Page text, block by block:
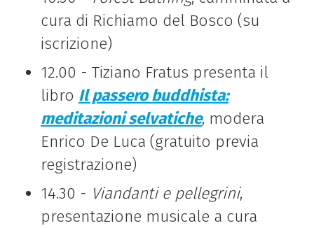
cura di Richiamo del Bosco (su
iscrizione)
12.00 - Tiziano Fratus presenta il
libro Il passero buddhista:
meditazioni selvatiche, modera
Enrico De Luca (gratuito previa
registrazione)
14.30 - Viandanti e pellegrini,
presentazione musicale a cura